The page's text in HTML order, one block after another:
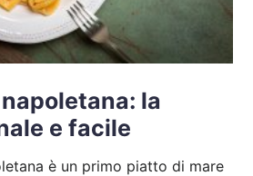
la
e facile
è un primo piatto di mare